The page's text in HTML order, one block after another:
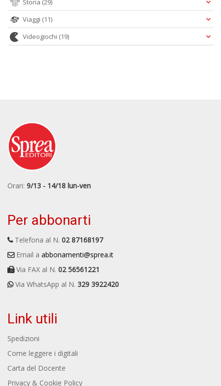
Storia (29)
Viaggi (11)
Videogiochi (19)
Orari: 9/13 - 14/18 lun-ven
Per abbonarti
Telefona al N. 02 87168197
Email a abbonamenti@sprea.it
Via FAX al N. 02 56561221
Via WhatsApp al N. 329 3922420
Link utili
Spedizioni
Come leggere i digitali
Carta del Docente
Privacy & Cookie Policy